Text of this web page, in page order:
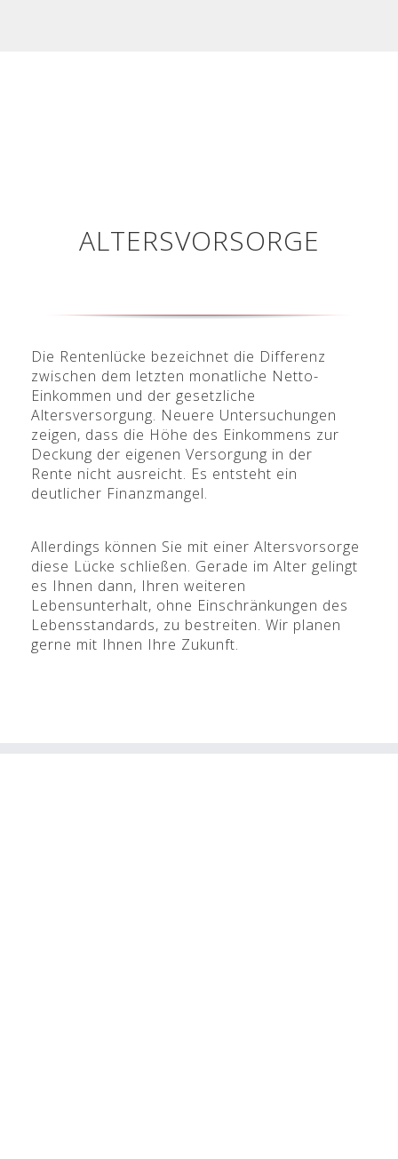
ALTERSVORSORGE
Die Rentenlücke bezeichnet die Differenz
zwischen dem letzten monatliche Netto-
Einkommen und der gesetzliche
Altersversorgung. Neuere Untersuchungen
zeigen, dass die Höhe des Einkommens zur
Deckung der eigenen Versorgung in der
Rente nicht ausreicht. Es entsteht ein
deutlicher Finanzmangel.
Allerdings können Sie mit einer Altersvorsorge
diese Lücke schließen. Gerade im Alter gelingt
es Ihnen dann, Ihren weiteren
Lebensunterhalt, ohne Einschränkungen des
Lebensstandards, zu bestreiten. Wir planen
gerne mit Ihnen Ihre Zukunft.